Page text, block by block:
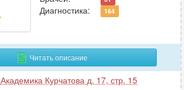
Диагностика: 164
Читать описание
Академика Курчатова д. 17, стр. 15